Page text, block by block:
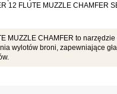
12 FLUTE MUZZLE CHAMFER
MUZZLE CHAMFER to narzędzie
wylotów broni, zapewniające